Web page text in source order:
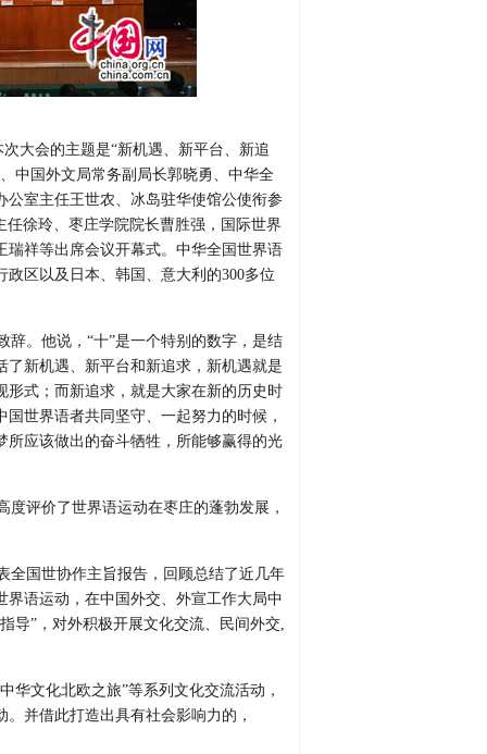
大会的主题是“新机遇、新平台、新追
中国外文局常务副局长郭晓勇、中华全
室主任王世农、冰岛驻华使馆公使衔参
徐玲、枣庄学院院长曹胜强，国际世界
祥等出席会议开幕式。中华全国世界语
区以及日本、韩国、意大利的300多位
辞。他说，“十”是一个特别的数字，是结
新机遇、新平台和新追求，新机遇就是
式；而新追求，就是大家在新的历史时
世界语者共同坚守、一起努力的时候，
应该做出的奋斗牺牲，所能够赢得的光
评价了世界语运动在枣庄的蓬勃发展，
全国世协作主旨报告，回顾总结了近几年
语运动，在中国外交、外宣工作大局中
导”，对外积极开展文化交流、民间外交,
华文化北欧之旅”等系列文化交流活动，
并借此打造出具有社会影响力的，